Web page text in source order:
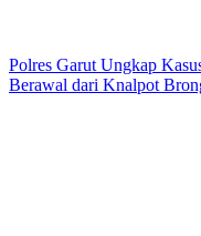
Polres Garut Ungkap
Berawal dari Knalpot